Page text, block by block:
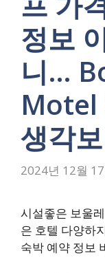
정보
니…
Motel
생각
2024년 12월
시설좋은 보울
은 호텔 다양하
숙박 예약 정보